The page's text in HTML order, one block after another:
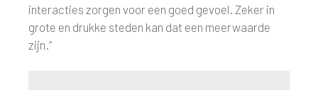
interacties zorgen voor een goed gevoel. Zeker in
grote en drukke steden kan dat een meerwaarde
zijn.”